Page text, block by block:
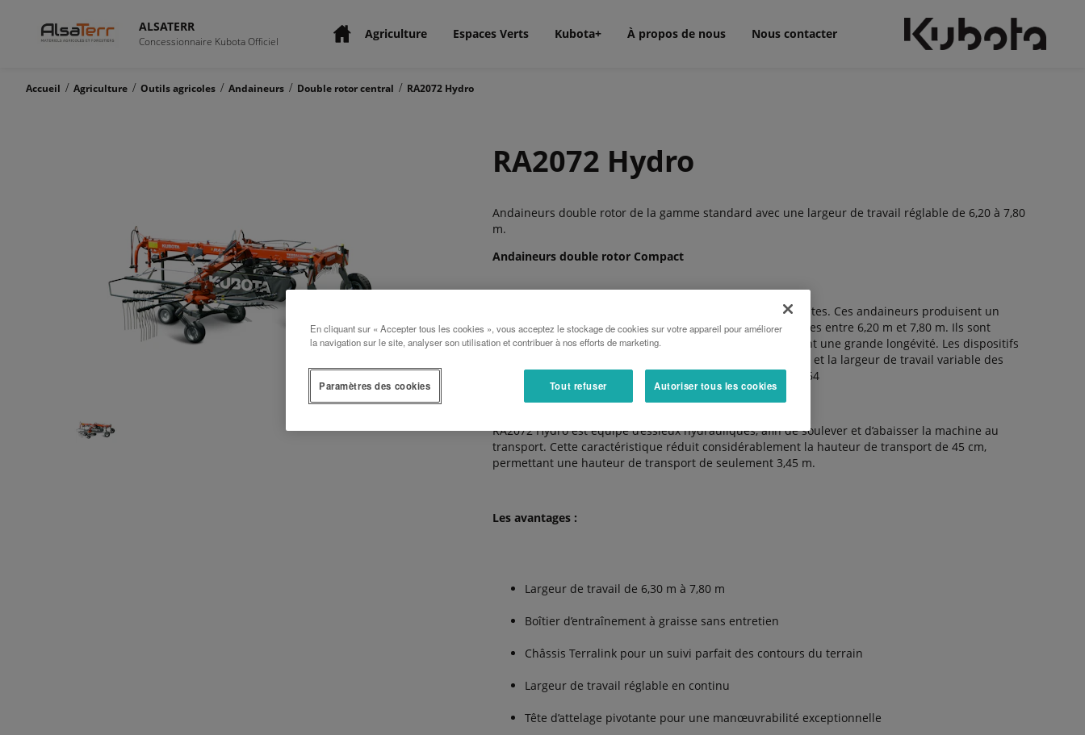
ALSATERR
Concessionnaire Kubota Officiel Agriculture Espaces Verts Kubota+ À propos de nous Nous contacter
Accueil / Agriculture / Outils agricoles / Andaineurs / Double rotor central / RA2072 Hydro
RA2072 Hydro
Andaineurs double rotor de la gamme standard avec une largeur de travail réglable de 6,20 à 7,80
m.
Andaineurs double rotor Compact
Kubota propose quatre andaineurs avec des châssis robustes. Ces andaineurs produisent un
andain central souple et régulier sur des largeurs comprises entre 6,20 m et 7,80 m. Ils sont
construits sur des châssis résistants et stables qui assurent une grande longévité. Les dispositifs
tels que les roues directrices, le système TerraLink Quattro et la largeur de travail variable des
rotors sont en équipement standard. Excepté sur le RA 2064
RA2072 Hydro est équipé d’essieux hydrauliques, afin de soulever et d’abaisser la machine au
transport. Cette caractéristique réduit considérablement la hauteur de transport de 45 cm,
permettant une hauteur de transport de seulement 3,45 m.
Les avantages :
Largeur de travail de 6,30 m à 7,80 m
Boîtier d’entraînement à graisse sans entretien
Châssis Terralink pour un suivi parfait des contours du terrain
Largeur de travail réglable en continu
Tête d’attelage pivotante pour une manœuvrabilité exceptionnelle
En cliquant sur « Accepter tous les cookies », vous acceptez le stockage de cookies sur votre appareil pour améliorer
la navigation sur le site, analyser son utilisation et contribuer à nos efforts de marketing.
Tout refuser Autoriser tous les cookies
Paramètres des cookies